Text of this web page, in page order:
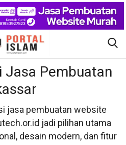
Daftar
Jasa Pembuatan
jasa pembuatan website
jadi pilihan utama
desain modern, dan fitur